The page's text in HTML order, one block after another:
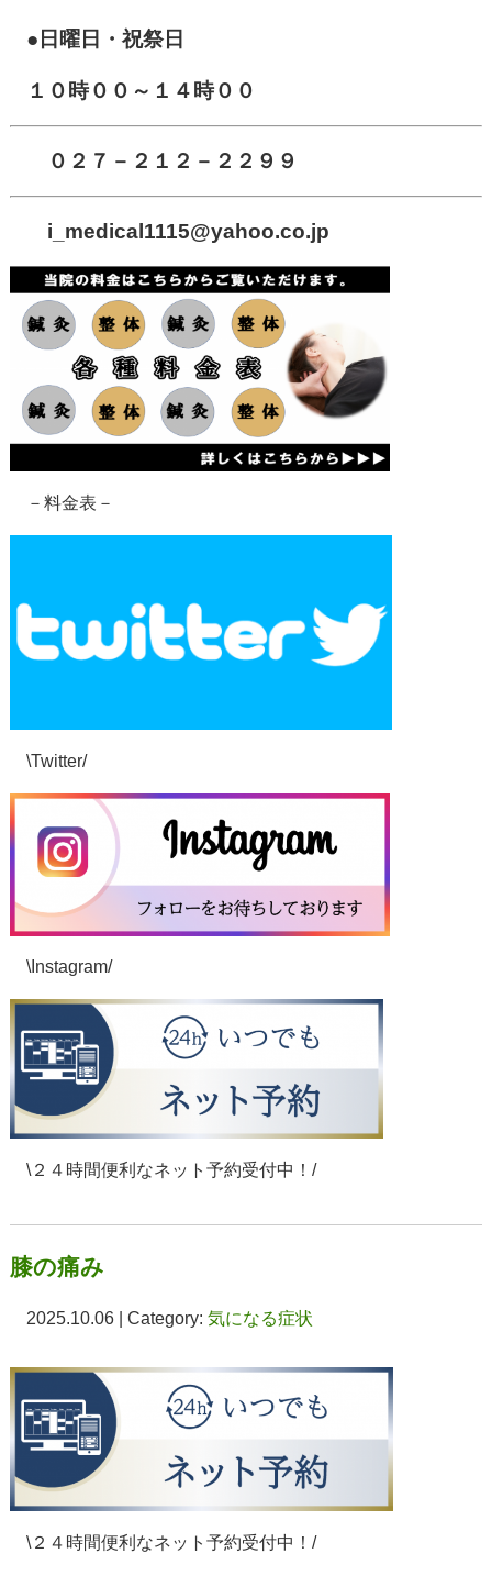
●日曜日・祝祭日
１０時００～１４時００
０２７－２１２－２２９９
i_medical1115@yahoo.co.jp
－料金表－
\Twitter/
\Instagram/
\２４時間便利なネット予約受付中！/
膝の痛み
2025.10.06 | Category: 気になる症状
\２４時間便利なネット予約受付中！/